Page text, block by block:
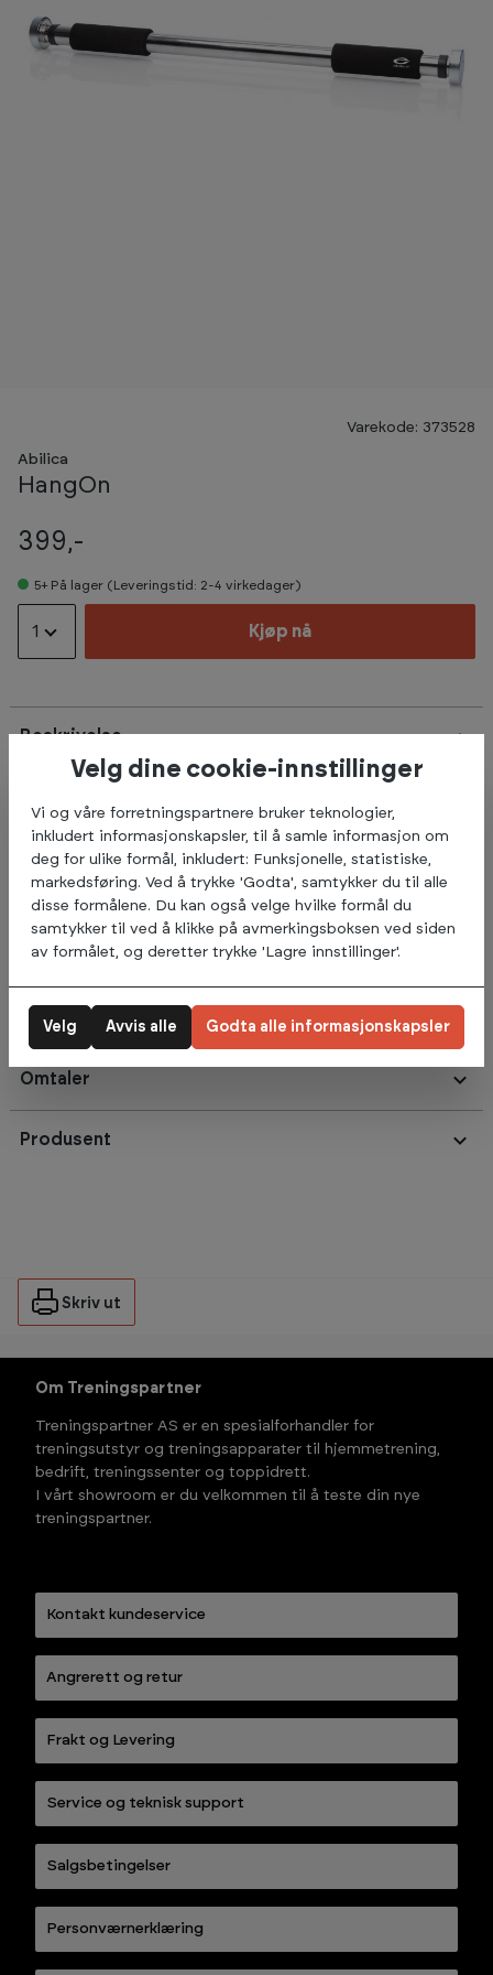
Varekode: 373528
Abilica
HangOn
399,-
5+ På lager (Leveringstid: 2-4 virkedager)
1 Kjøp nå
Beskrivelse
Abilica Hang On har en justerbar lengde på 62-93cm.
Når festene er montert i karmen, kan trapeset enkelt settes i
og tas ut igjen ved å justere lengden. De ekstra festene gjør
at det også kan festes i dørkarmen nede. Det gir mulighet for
situps og push-ups trening.
Håndtak i mosegummi for godt grep.
Omtaler
Produsent
Skriv ut
Om Treningspartner
Treningspartner AS er en spesialforhandler for
treningsutstyr og treningsapparater til hjemmetrening,
bedrift, treningssenter og toppidrett.
I vårt showroom er du velkommen til å teste din nye
treningspartner.
Kontakt kundeservice
Angrerett og retur
Frakt og Levering
Service og teknisk support
Salgsbetingelser
Personværnerklæring
Velg dine cookie-innstillinger
Vi og våre forretningspartnere bruker teknologier,
inkludert informasjonskapsler, til å samle informasjon om
deg for ulike formål, inkludert: Funksjonelle, statistiske,
markedsføring. Ved å trykke 'Godta', samtykker du til alle
disse formålene. Du kan også velge hvilke formål du
samtykker til ved å klikke på avmerkingsboksen ved siden
av formålet, og deretter trykke 'Lagre innstillinger'.
Avvis alle
Velg Godta alle informasjonskapsler